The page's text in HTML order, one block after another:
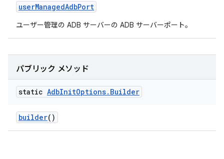
userManagedAdbPort
ユーザー管理の ADB サーバーの ADB サーバーポート。
パブリック メソッド
static AdbInitOptions. Builder
builder()